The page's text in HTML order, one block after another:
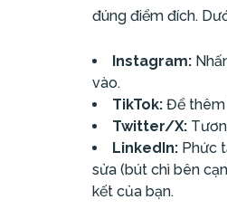
đúng điểm đích.
Instagram:
vào.
TikTok: Để thêm
Twitter/X:
LinkedIn: Phức
sửa (bút chì bên
kết của bạn.